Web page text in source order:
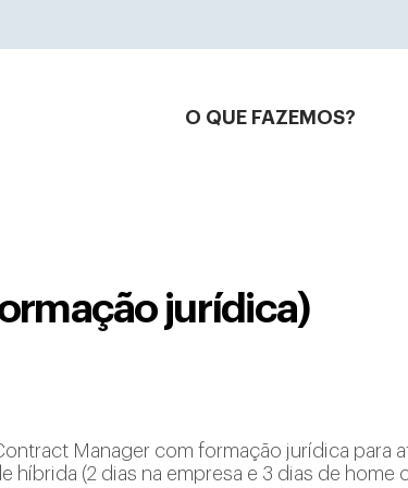
O QUE FAZEMOS?
jurídica)
Manager com formação jurídica
(2 dias na empresa e 3 dias de